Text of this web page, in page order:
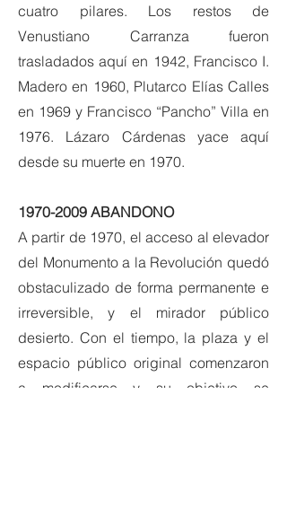
cuatro pilares. Los restos de
Venustiano Carranza fueron
trasladados aquí en 1942, Francisco I.
Madero en 1960, Plutarco Elías Calles
en 1969 y Francisco “Pancho” Villa en
1976. Lázaro Cárdenas yace aquí
desde su muerte en 1970.
1970-2009 ABANDONO
A partir de 1970, el acceso al elevador
del Monumento a la Revolución quedó
obstaculizado de forma permanente e
irreversible, y el mirador público
desierto. Con el tiempo, la plaza y el
espacio público original comenzaron
a modificarse y su objetivo se